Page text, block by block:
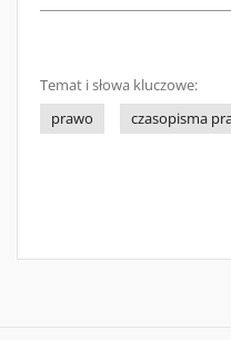
Temat i słowa kluczowe:
prawo
czasopisma